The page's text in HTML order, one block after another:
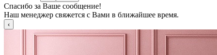
Спасибо за Ваше сообщение!
Наш менеджер свяжется с Вами в ближайшее время.